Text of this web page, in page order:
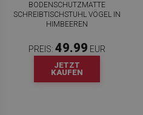
BODENSCHUTZMATTE
SCHREIBTISCHSTUHL VÖGEL IN
HIMBEEREN
PREIS: 49.99 EUR
JETZT
KAUFEN